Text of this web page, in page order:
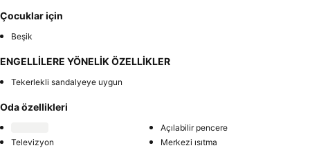
Çocuklar için
Beşik
ENGELLİLERE YÖNELİK ÖZELLİKLER
Tekerlekli sandalyeye uygun
Oda özellikleri
Açılabilir pencere
Televizyon
Merkezi ısıtma